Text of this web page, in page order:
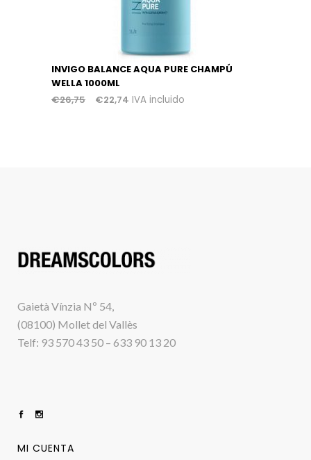
INVIGO BALANCE AQUA PURE CHAMPÚ
WELLA 1000ML
€26,75 €22,74 IVA incluido
Gaietà Vínzia Nº 54,
(08100) Mollet del Vallès
Telf: 93 570 43 50 – 633 90 13 20
MI CUENTA